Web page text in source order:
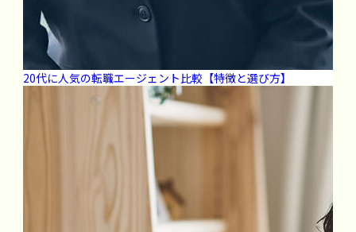
20代に人気の転職エージェント比較【特徴と選び方】